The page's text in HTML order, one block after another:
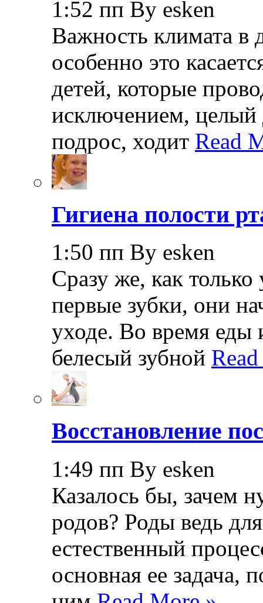
1:52 пп By esken
Важность климата в
особенно это
детей, которые
исключением, целый
подрос, ходит Read
Гигиена полости
1:50 пп By esken
Сразу же, как
первые зубки, они
уходе. Во время еды
белесый зубной
Восстановление
1:49 пп By esken
Казалось бы, зачем
родов? Роды ведь
естественный
основная ее задача,